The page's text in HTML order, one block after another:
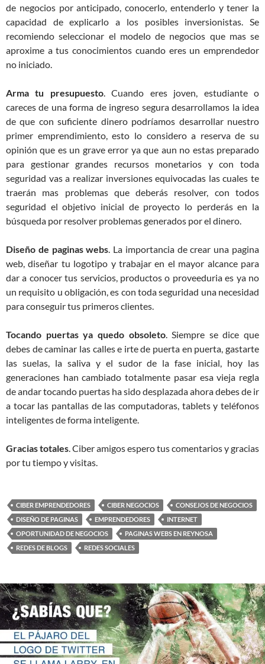
de negocios por anticipado, conocerlo, entenderlo y tener la
capacidad de explicarlo a los posibles inversionistas. Se
recomiendo seleccionar el modelo de negocios que mas se
aproxime a tus conocimientos cuando eres un emprendedor
no iniciado.
Arma tu presupuesto. Cuando eres joven, estudiante o
careces de una forma de ingreso segura desarrollamos la idea
de que con suficiente dinero podríamos desarrollar nuestro
primer emprendimiento, esto lo considero a reserva de su
opinión que es un grave error ya que aun no estas preparado
para gestionar grandes recursos monetarios y con toda
seguridad vas a realizar inversiones equivocadas las cuales te
traerán mas problemas que deberás resolver, con todos
seguridad el objetivo inicial de proyecto lo perderás en la
búsqueda por resolver problemas generados por el dinero.
Diseño de paginas webs. La importancia de crear una pagina
web, diseñar tu logotipo y trabajar en el mayor alcance para
dar a conocer tus servicios, productos o proveeduria es ya no
un requisito u obligación, es con toda seguridad una necesidad
para conseguir tus primeros clientes.
Tocando puertas ya quedo obsoleto. Siempre se dice que
debes de caminar las calles e irte de puerta en puerta, gastarte
las suelas, la saliva y el sudor de la fase inicial, hoy las
generaciones han cambiado totalmente pasar esa vieja regla
de andar tocando puertas ha sido desplazada ahora debes de ir
a tocar las pantallas de las computadoras, tablets y teléfonos
inteligentes de forma inteligente.
Gracias totales. Ciber amigos espero tus comentarios y gracias
por tu tiempo y visitas.
CIBER EMPRENDEDORES CIBER NEGOCIOS
CONSEJOS DE NEGOCIOS
DISEÑO DE PAGINAS
EMPRENDEDORES
INTERNET
OPORTUNIDAD DE NEGOCIOS
PAGINAS WEBS EN REYNOSA
REDES DE BLOGS
REDES SOCIALES